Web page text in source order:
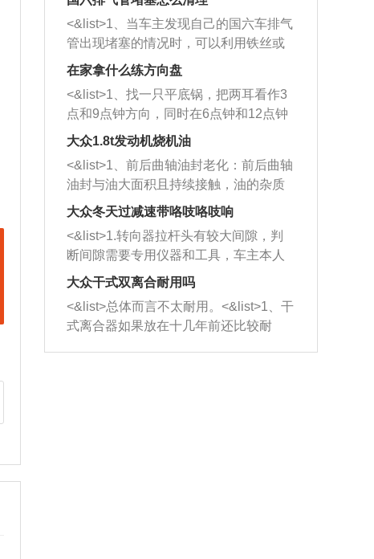
也是为了更好的开拓市场。
<&list>1、当车主发现自己的国六车排气
管出现堵塞的情况时，可以利用铁丝或
者是细棍，直接将杂物给取出来，如果
堵塞情况比较严重，也可以采取应急措
施。 <&list>2、直接利用木棍将所有的
杂物推到排气管里面的位置处，然后将
三元催化器拆解开，就可以将堵塞的东
西取出来。但如果是因为积碳过多引起
的堵塞，就需要将三元催化器泡在草酸
洗剂对堵塞的情况得到解决，将清洗剂
放在燃油箱中，与燃油混合后，车辆启
动时，就可以和汽油一起进入到燃烧
室，最后形成废气排出，就可以让三元
催化器得到清洗，排气管堵塞的情况就
能够得到解决。
在家拿什么练方向盘
<&list>1、找一只平底锅，把两耳看作3
点和9点钟方向，同时在6点钟和12点钟
方向做一个标记。 <&list>2、双手握住
一圈半的练习，往右同样也要打相同的
圈数。 <&list>3、最后强调要反复练
习，这样就可以形成肌肉记忆，在真实
驾驶车辆时，不需要记忆也能打好方
向。
大众1.8t发动机烧机油
<&list>1、前后曲轴油封老化：前后曲轴
油封与油大面积且持续接触，油的杂质
和发动机内持续温度变化使其密封效果
逐渐减弱，导致渗油或漏油。<&list>2、
活塞间隙过大：积碳会使活塞环与缸体
的间隙扩大，导致机油流入燃烧室中，
造成烧机油。<&list>3、机油粘度。使用
机油粘度过小的话，同样会有烧机油现
象，机油粘度过小具有很好的流动性，
大众冬天过减速带咯吱咯吱响
<&list>1.转向器拉杆头有较大间隙，判
断间隙需要专用仪器和工具，车主本人
无法制作，需要将车辆送到修理厂或4s
店；<&list>2.车辆半轴套管防尘罩破
裂，破裂后会出现漏油现象，使半轴磨
损严重，磨损的半轴容易损坏，产生异
响；<&list>3.稳定器的转向胶套和球头
大众干式双离合耐用吗
<&list>总体而言不太耐用。<&list>1、干
式离合器如果放在十几年前还比较耐